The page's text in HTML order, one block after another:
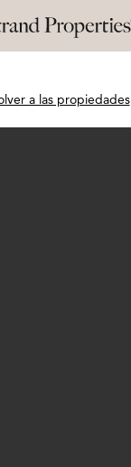
a las propiedades